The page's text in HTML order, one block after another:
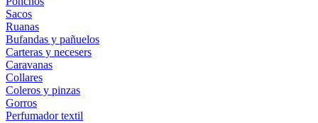
Sacos
Ruanas
Bufandas y pañuelos
Carteras y necesers
Caravanas
Collares
Coleros y pinzas
Gorros
Perfumador textil